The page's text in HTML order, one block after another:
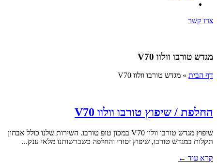
צרו קשר
מגדש טורבו וולוו V70
דף הבית » מגדש טורבו וולוו V70
החלפת / שיפוץ טורבו וולוו V70
שיפוץ מגדש טורבו וולוו V70 במכון טופ טורבו. השירות שלנו כולל אבחון
תקלות במגדש טורבו, שיפוץ יסודי והחלפה כשברשותנו מלאי ענק...
קרא עוד ←